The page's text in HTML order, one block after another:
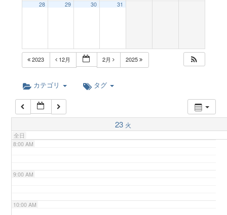
i
28 29 30 31
2023 12月 2月 2025
カテゴリ タグ
23 火
全日
5:00 AM
6:00 AM
7:00 AM
8:00 AM
9:00 AM
10:00 AM